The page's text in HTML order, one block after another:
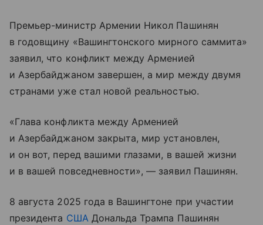
Премьер-министр Армении Никол Пашинян
в годовщину «Вашингтонского мирного саммита»
заявил, что конфликт между Арменией
и Азербайджаном завершен, а мир между двумя
странами уже стал новой реальностью.
«Глава конфликта между Арменией
и Азербайджаном закрыта, мир установлен,
и он вот, перед вашими глазами, в вашей жизни
и в вашей повседневности», — заявил Пашинян.
8 августа 2025 года в Вашингтоне при участии
президента СШАДональда Трампа Пашинян